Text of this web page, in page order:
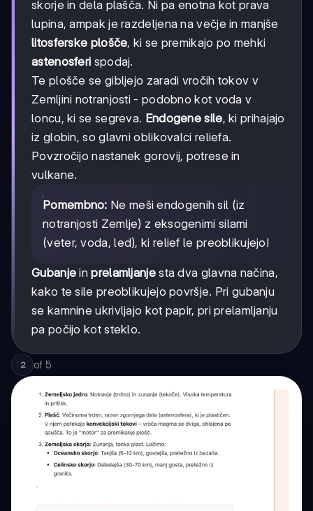
skorje in dela plašča. Ni pa enotna kot prava
lupina, ampak je razdeljena na večje in manjše
litosferske plošče, ki se premikajo po mehki
astenosferi spodaj.
Te plošče se gibljejo zaradi vročih tokov v
Zemljini notranjosti - podobno kot voda v
loncu, ki se segreva. Endogene sile, ki prihajajo
iz globin, so glavni oblikovalci reliefa.
Povzročijo nastanek gorovij, potrese in
vulkane.
Pomembno: Ne meši endogenih sil (iz
notranjosti Zemlje) z eksogenimi silami
(veter, voda, led), ki relief le preoblikujejo!
Gubanje inprelamljanjesta dva glavna načina,
kako te sile preoblikujejo površje. Pri gubanju
se kamnine ukrivljajo kot papir, pri prelamljanju
pa počijo kot steklo.
2 of 5